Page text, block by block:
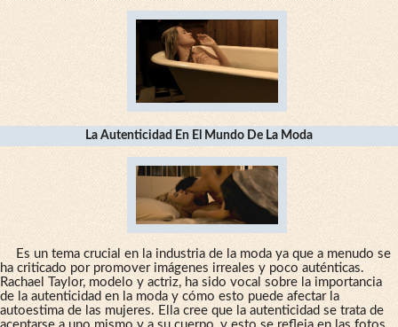
La Autenticidad En El Mundo De La Moda
Es un tema crucial en la industria de la moda ya que a menudo se
ha criticado por promover imágenes irreales y poco auténticas.
Rachael Taylor, modelo y actriz, ha sido vocal sobre la importancia
de la autenticidad en la moda y cómo esto puede afectar la
autoestima de las mujeres. Ella cree que la autenticidad se trata de